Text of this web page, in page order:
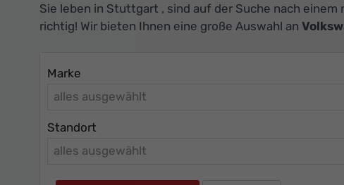
Sie leben in Stuttgart , sind auf der Suche nach
richtig! Wir bieten Ihnen eine große Auswahl an
Marke
alles ausgewählt
Standort
alles ausgewählt